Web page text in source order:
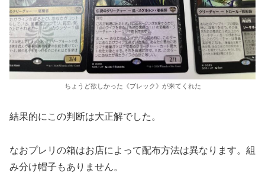
ちょうど欲しかった《ブレック》が来てくれた
結果的にこの判断は大正解でした。
なおプレリの箱はお店によって配布方法は異なります。組
み分け帽子もありません。